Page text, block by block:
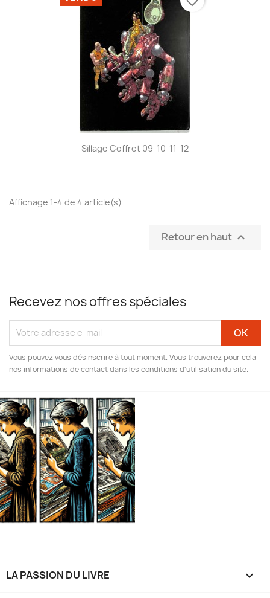
Sillage Coffret 09-10-11-12
Affichage 1-4 de 4 article(s)
Retour en haut 
Recevez nos offres spéciales
Vous pouvez vous désinscrire à tout moment. Vous trouverez pour cela
nos informations de contact dans les conditions d'utilisation du site.
LA PASSION DU LIVRE 